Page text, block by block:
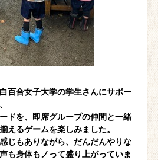
百合女子大学の学生さんにサポー
ドを、即席グループの仲間と一緒
えるゲームを楽しみました。
じもありながら、だんだんやりな
も身体もノって盛り上がっていま